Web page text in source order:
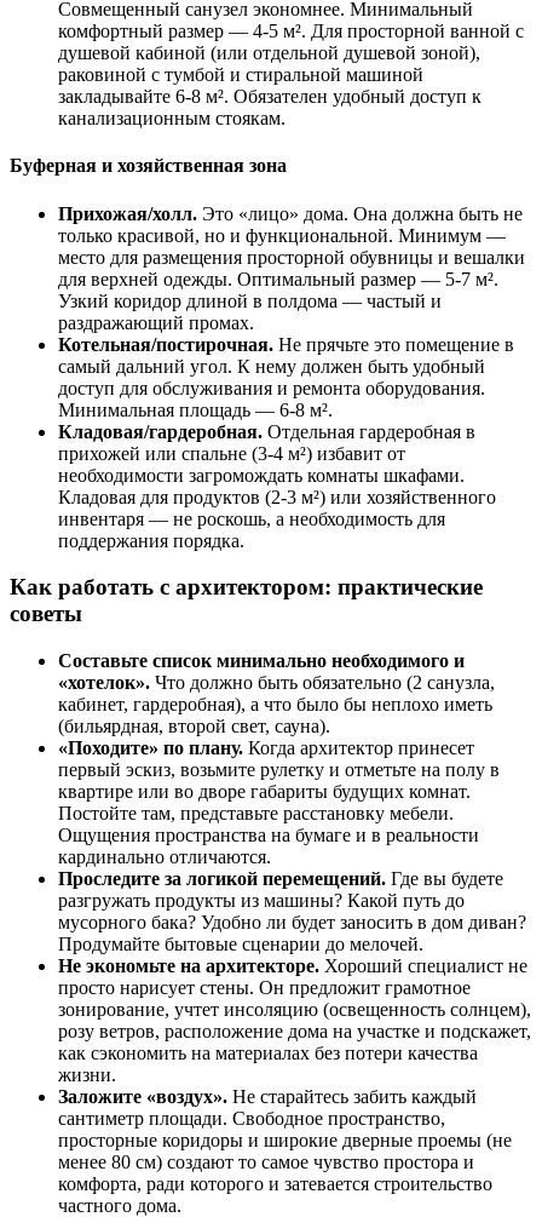
Совмещенный санузел экономнее. Минимальный
комфортный размер — 4-5 м². Для просторной ванной с
душевой кабиной (или отдельной душевой зоной),
раковиной с тумбой и стиральной машиной
закладывайте 6-8 м². Обязателен удобный доступ к
канализационным стоякам.
Буферная и хозяйственная зона
Прихожая/холл. Это «лицо» дома. Она должна быть не
только красивой, но и функциональной. Минимум —
место для размещения просторной обувницы и вешалки
для верхней одежды. Оптимальный размер — 5-7 м².
Узкий коридор длиной в полдома — частый и
раздражающий промах.
Котельная/постирочная. Не прячьте это помещение в
самый дальний угол. К нему должен быть удобный
доступ для обслуживания и ремонта оборудования.
Минимальная площадь — 6-8 м².
Кладовая/гардеробная. Отдельная гардеробная в
прихожей или спальне (3-4 м²) избавит от
необходимости загромождать комнаты шкафами.
Кладовая для продуктов (2-3 м²) или хозяйственного
инвентаря — не роскошь, а необходимость для
поддержания порядка.
Как работать с архитектором: практические
советы
Составьте список минимально необходимого и
«хотелок». Что должно быть обязательно (2 санузла,
кабинет, гардеробная), а что было бы неплохо иметь
(бильярдная, второй свет, сауна).
«Походите» по плану. Когда архитектор принесет
первый эскиз, возьмите рулетку и отметьте на полу в
квартире или во дворе габариты будущих комнат.
Постойте там, представьте расстановку мебели.
Ощущения пространства на бумаге и в реальности
кардинально отличаются.
Проследите за логикой перемещений. Где вы будете
разгружать продукты из машины? Какой путь до
мусорного бака? Удобно ли будет заносить в дом диван?
Продумайте бытовые сценарии до мелочей.
Не экономьте на архитекторе. Хороший специалист не
просто нарисует стены. Он предложит грамотное
зонирование, учтет инсоляцию (освещенность солнцем),
розу ветров, расположение дома на участке и подскажет,
как сэкономить на материалах без потери качества
жизни.
Заложите «воздух». Не старайтесь забить каждый
сантиметр площади. Свободное пространство,
просторные коридоры и широкие дверные проемы (не
менее 80 см) создают то самое чувство простора и
комфорта, ради которого и затевается строительство
частного дома.